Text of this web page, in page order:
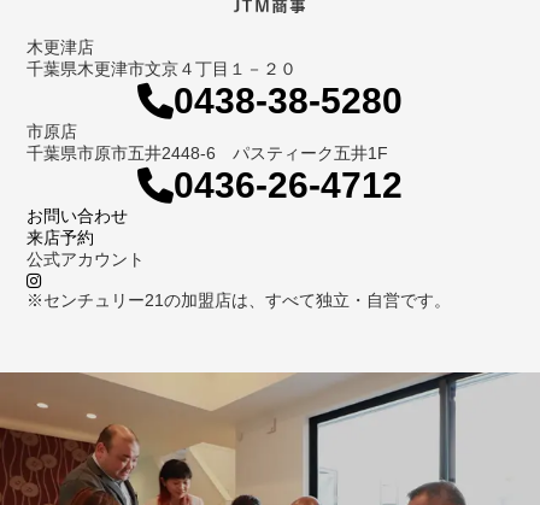
木更津店
千葉県木更津市文京４丁目１－２０
0438-38-5280
市原店
千葉県市原市五井2448-6 パスティーク五井1F
0436-26-4712
お問い合わせ
来店予約
公式アカウント
※センチュリー21の加盟店は、すべて独立・自営です。